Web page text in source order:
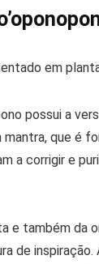
possui a
mantra, que é
a corrigir e
e também da
de inspiração.